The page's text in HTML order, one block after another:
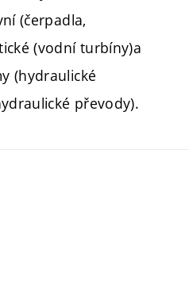
(čerpadla,
(vodní turbíny)a
(hydraulické
převody).